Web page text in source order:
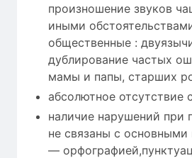
произношение звуков
иными
общественные :
дублирование частых
мамы и папы, старших
абсолютное отсутствие
наличие нарушений при
не связаны с
—